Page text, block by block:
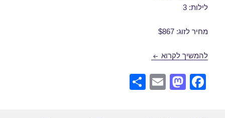
לילות: 3
מחיר לזוג: $867
להמשיך לקרוא חבילות נופש לבורגס במאי 24/05/2018
F
M
E